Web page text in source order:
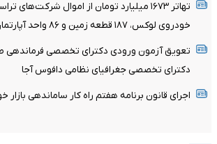
خودروی لوکس، ۱۸۷ قطعه زمین و ۸۶ واحد آپارتمان
تعویق آزمون ورودی دکترای تخصصی فرماندهی
دکترای تخصصی جغرافیای نظامی دافوس آجا
اجرای قانون برنامه هفتم راه کار ساماندهی